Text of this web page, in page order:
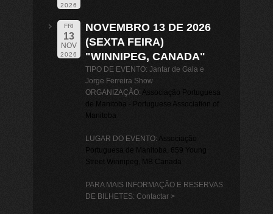
2026
FRI
13
NOV
2026
NOVEMBRO 13 DE 2026
(SEXTA FEIRA)
"WINNIPEG, CANADA"
TIPO DE EVENTO: Jantar de Gala e
Jorge Ferreira Show
ORGANIZAÇÃO: Associação Portuguesa
de Manitoba - Portuguese Association of
Manitoba
LUGAR DO EVENTO: Associação
Portuguesa de Manitoba
, 659 Young
Street Winnipeg, MB Canada
PARA MAIS INFORMAÇÃO E RESERVAS
DE BILHETES: Contactar >